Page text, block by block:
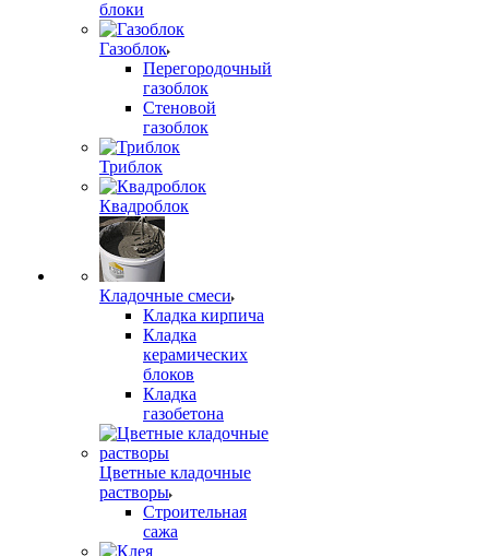
блоки
Газоблок
Перегородочный
газоблок
Стеновой
газоблок
Триблок
Квадроблок
Кладочные смеси
Кладка кирпича
Кладка
керамических
блоков
Кладка
газобетона
Цветные кладочные
растворы
Строительная
сажа